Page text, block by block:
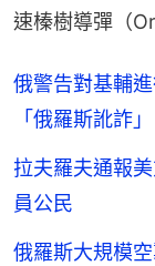
速榛樹導彈（
俄警告對基輔
「俄羅斯訛詐」
拉夫羅夫通報
員公民
俄羅斯大規模